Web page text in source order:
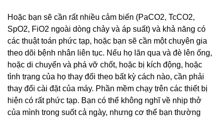
Hoặc bạn sẽ cần rất nhiều cảm biến (PaCO2, TcCO2,
SpO2, FiO2 ngoài dòng chảy và áp suất) và khả năng có
các thuật toán phức tạp, hoặc bạn sẽ cần một chuyên gia
theo dõi bệnh nhân liên tục. Nếu họ lăn qua và đè lên ống,
hoặc di chuyển và phá vỡ chốt, hoặc bị kích động, hoặc
tình trạng của họ thay đổi theo bất kỳ cách nào, cần phải
thay đổi cài đặt của máy. Phần mềm chạy trên các thiết bị
hiện có rất phức tạp. Bạn có thể không nghĩ về nhịp thở
của mình trong suốt cả ngày, nhưng cơ thể bạn thường